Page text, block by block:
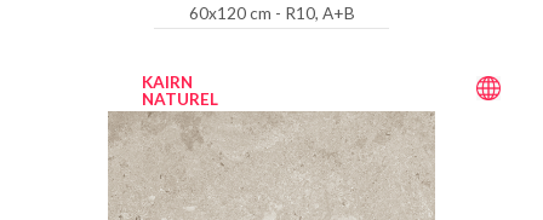
60x120 cm - R10, A+B
KAIRN
NATUREL